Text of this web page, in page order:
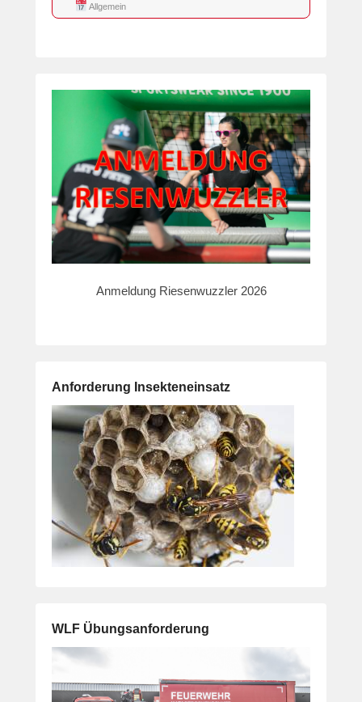
Allgemein
Anmeldung Riesenwuzzler 2026
Anforderung Insekteneinsatz
WLF Übungsanforderung